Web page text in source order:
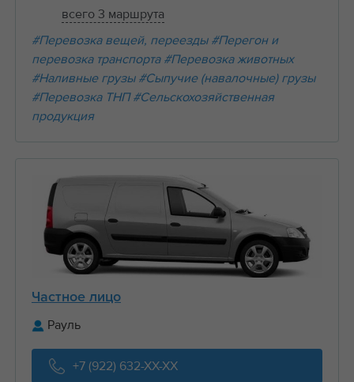
всего 3 маршрута
#Перевозка вещей, переезды #Перегон и
перевозка транспорта #Перевозка животных
#Наливные грузы #Сыпучие (навалочные) грузы
#Перевозка ТНП #Сельскохозяйственная
продукция
Частное лицо
Рауль
+7 (922) 632-XX-XX